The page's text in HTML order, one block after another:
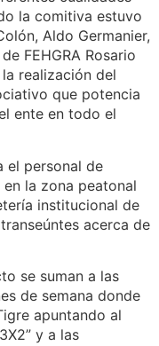
la comitiva estuvo
Aldo Germanier,
FEHGRA Rosario
realización del
que potencia
ente en todo el
el personal de
la zona peatonal
institucional de
acerca de
se suman a las
de semana donde
apuntando al
y a las